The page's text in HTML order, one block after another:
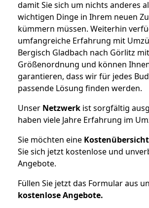
damit Sie sich um nichts anderes
wichtigen Dinge in Ihrem neuen
kümmern müssen. Weiterhin
umfangreiche Erfahrung mit
Bergisch Gladbach nach Görlitz
Größenordnung und können
garantieren, dass wir für jedes
passende Lösung finden werden.
Unser Netzwerk ist sorgfältig
haben viele Jahre Erfahrung im
Sie möchten eine
Sie sich jetzt kostenlose und
Angebote.
Füllen Sie jetzt das Formular aus
kostenloseAngebote.